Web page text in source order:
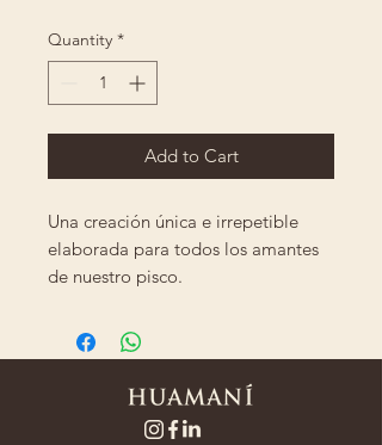
Quantity *
Add to Cart
Una creación única e irrepetible
elaborada para todos los amantes
de nuestro pisco.
Ganadora de la medalla de Gran
Oro de International Awards Virtus